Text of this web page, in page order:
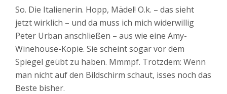
So. Die Italienerin. Hopp, Mädel! O.k. – das sieht
jetzt wirklich – und da muss ich mich widerwillig
Peter Urban anschließen – aus wie eine Amy-
Winehouse-Kopie. Sie scheint sogar vor dem
Spiegel geübt zu haben. Mmmpf. Trotzdem: Wenn
man nicht auf den Bildschirm schaut, isses noch das
Beste bisher.